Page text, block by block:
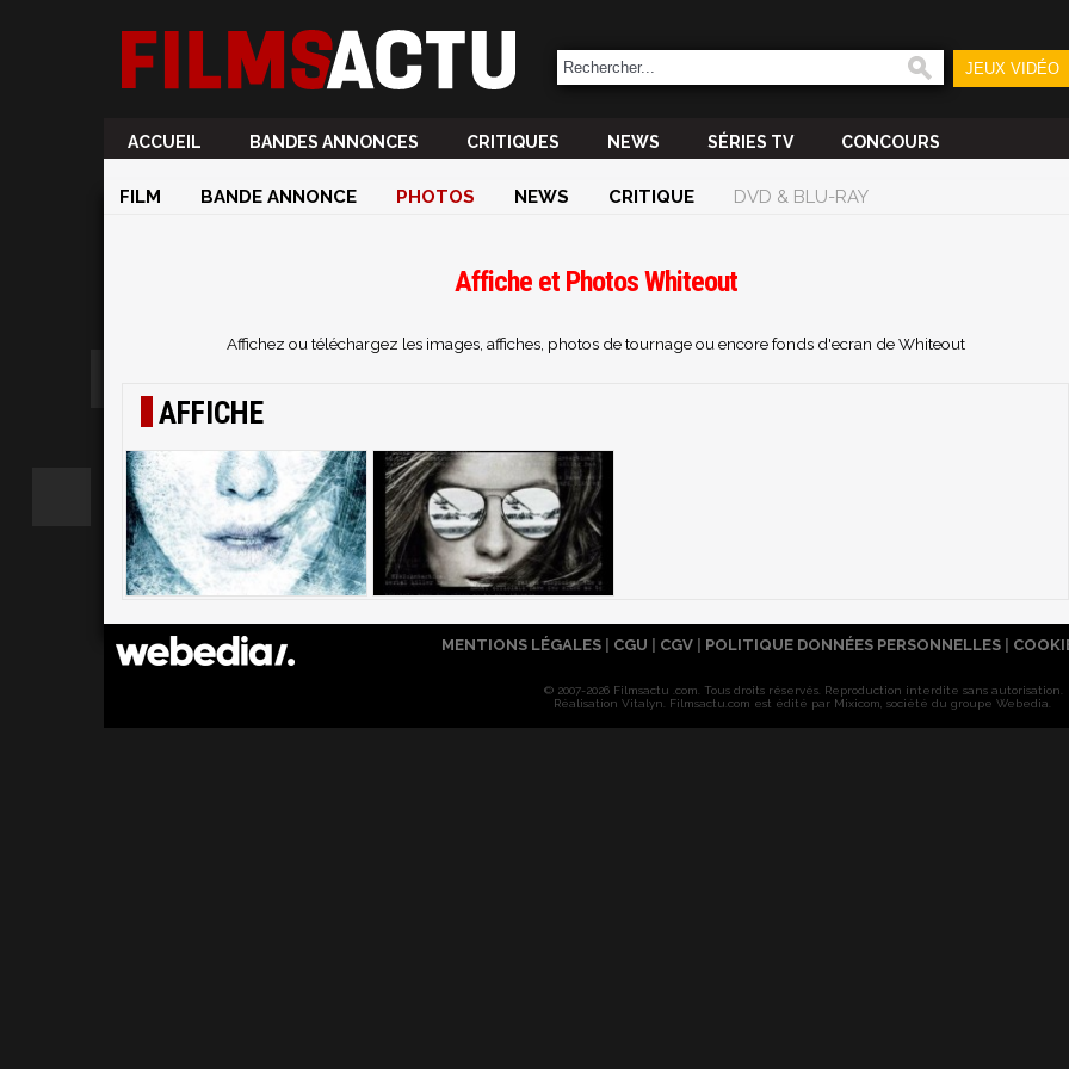
JEUX VIDÉO
ACCUEIL BANDES ANNONCES CRITIQUES NEWS SÉRIES TV CONCOURS
FILM BANDE ANNONCE PHOTOS NEWS CRITIQUE DVD & BLU-RAY
Affiche et Photos Whiteout
Affichez ou téléchargez les images, affiches, photos de tournage ou encore fonds d'ecran de Whiteout
AFFICHE
MENTIONS LÉGALES CGU CGV POLITIQUE DONNÉES PERSONNELLES
© 2007-2026 Filmsactu .com. Tous droits réservés. Reproduction interdite sans autorisation.
Réalisation Vitalyn . Filmsactu .com est édité par Mixicom, société du groupe Webedia.